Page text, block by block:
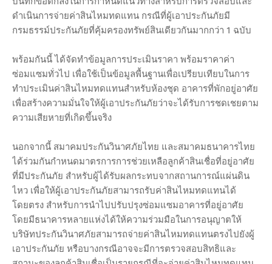
ดำเนินการจ่ายค่าสินไหมทดแทน กรณีที่ผู้เอาประกันภัยมี
กรมธรรม์ประกันภัยที่คุ้มครองทรัพย์สินเดียวกันมากกว่า 1 ฉบับ
พร้อมกันนี้ ได้จัดทำข้อมูลการประเมินราคา พร้อมราคาค่า
ซ่อมแซมทั่วไป เพื่อใช้เป็นข้อมูลพื้นฐานเพื่อเปรียบเทียบในการ
ทำประเมินค่าสินไหมทดแทนสำหรับห้องชุด อาคารที่พักอยู่อาศัย
เพื่อสร้างความมั่นใจให้ผู้เอาประกันภัยว่าจะได้รับการชดเชยตาม
ความเสียหายที่เกิดขึ้นจริง
นอกจากนี้ สมาคมประกันวินาศภัยไทย และสมาคมธนาคารไทย
ได้ร่วมกันกำหนดมาตรการการช่วยเหลือลูกค้าสินเชื่อที่อยู่อาศัย
ที่มีประกันภัย สำหรับผู้ได้รับผลกระทบจากสถานการณ์แผ่นดิน
ไหว เพื่อให้ผู้เอาประกันภัยสามารถรับค่าสินไหมทดแทนได้
โดยตรง สำหรับการนำไปปรับปรุงซ่อมแซมอาคารที่อยู่อาศัย
โดยมีธนาคารหลายแห่งได้ให้ความร่วมมือในการอนุญาตให้
บริษัทประกันวินาศภัยสามารถจ่ายค่าสินไหมทดแทนตรงไปยังผู้
เอาประกันภัย หรือบางกรณีอาจจะมีการตรวจสอบสิทธิและ